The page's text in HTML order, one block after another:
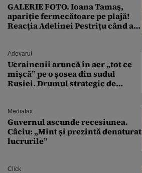
GALERIE FOTO. Ioana Tamaş,
apariție fermecătoare pe plajă!
Reacția Adelinei Pestrițu când a
Adevarul
Ucrainenii aruncă în aer „tot ce
mișcă” pe o șosea din sudul
Rusiei. Drumul strategic de
Mediafax
Guvernul ascunde recesiunea.
Câciu: „Mint și prezintă denaturat
lucrurile”
Click